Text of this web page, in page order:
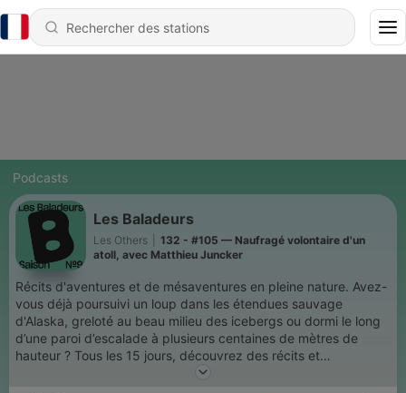
Podcasts
Les Baladeurs
Les Others
132 - #105 — Naufragé volontaire d'un
atoll, avec Matthieu Juncker
Récits d'aventures et de mésaventures en pleine nature. Avez-
vous déjà poursuivi un loup dans les étendues sauvage
d'Alaska, greloté au beau milieu des icebergs ou dormi le long
d’une paroi d’escalade à plusieurs centaines de mètres de
hauteur ? Tous les 15 jours, découvrez des récits et
témoignages d'aventures et de mésaventures en pleine nature.